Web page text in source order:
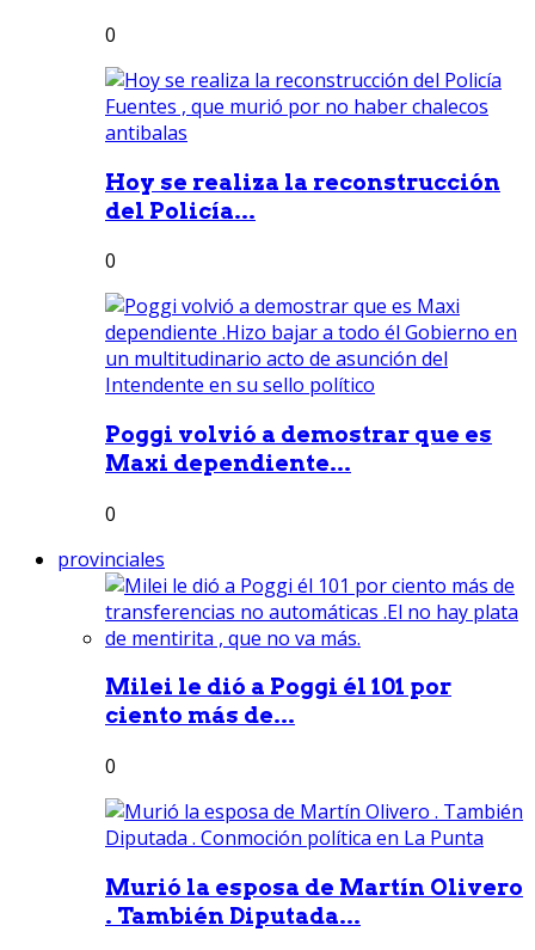
0
Hoy se realiza la reconstrucción
del Policía...
0
Poggi volvió a demostrar que es
Maxi dependiente...
0
provinciales
Milei le dió a Poggi él 101 por
ciento más de...
0
Murió la esposa de Martín Olivero
. También Diputada...